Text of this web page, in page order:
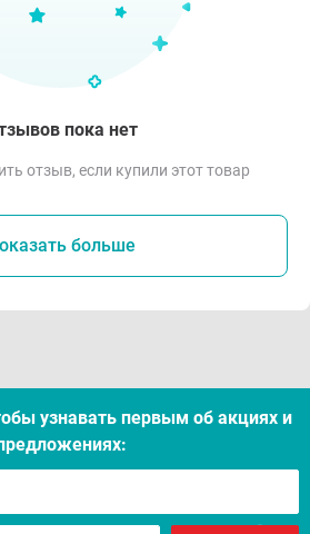
пока нет
отзыв, если купили этот товар
больше
узнавать первым об акцияx и